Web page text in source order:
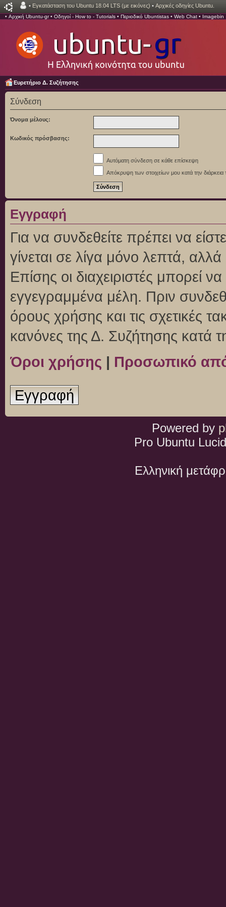
• Εγκατάσταση του Ubuntu 18.04 LTS (με εικόνες) • Αρχικές οδηγίες Ubuntu.
• Αρχική Ubuntu-gr• Οδηγοί - How to - Tutorials • Περιοδικό Ubuntistas • Web Chat • Imagebin
Ευρετήριο Δ. Συζήτησης
Σύνδεση
Όνομα μέλους:
Κωδικός πρόσβασης:
Αυτόματη σύνδεση σε κάθε επίσκεψη
Απόκρυψη των στοιχείων μου κατά την διάρκεια
Εγγραφή
Για να συνδεθείτε πρέπει να
γίνεται σε λίγα μόνο λεπτά,
Επίσης οι διαχειριστές μπορεί
εγγεγραμμένα μέλη. Πριν
όρους χρήσης και τις σχετικές
κανόνες της Δ. Συζήτησης κατά
Όροι χρήσης | Προσωπικό
Εγγραφή
Powered by
Pro Ubuntu
Ελληνική